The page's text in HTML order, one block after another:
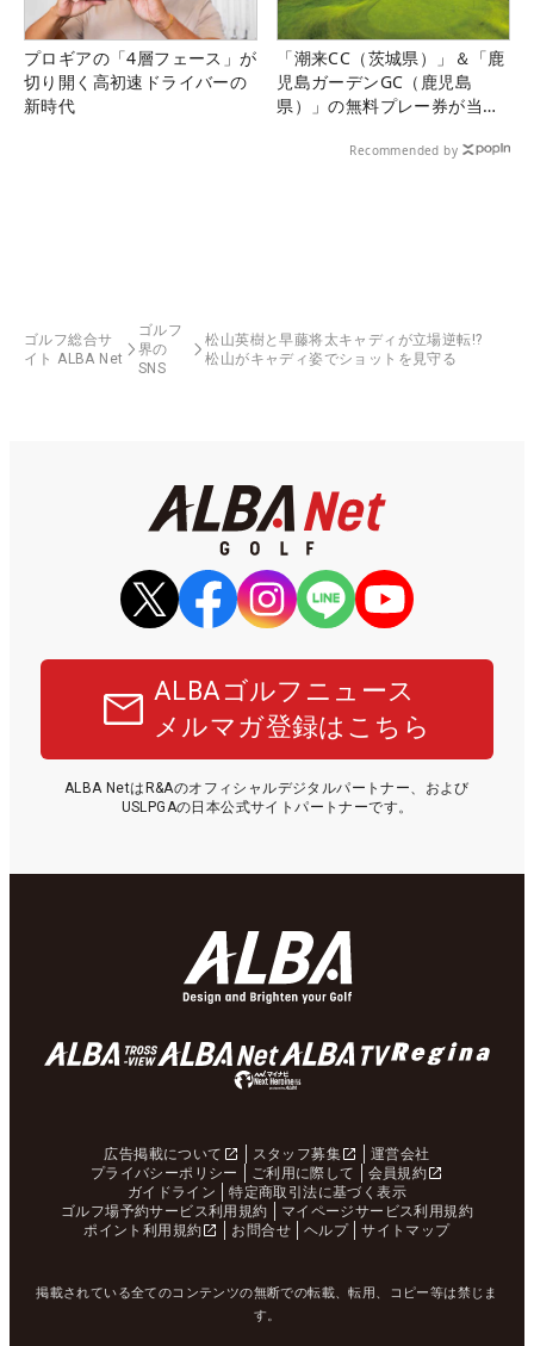
プロギアの「4層フェース」が
切り開く高初速ドライバーの
新時代
「潮来CC（茨城県）」＆「鹿
児島ガーデンGC（鹿児島
県）」の無料プレー券が当た
Recommended by
ゴルフ総合サ
イト ALBA Net
ゴルフ
界の
SNS
松山英樹と早藤将太キャディが立場逆転!?
松山がキャディ姿でショットを見守る
ALBAゴルフニュース
メルマガ登録はこちら
ALBA NetはR&Aのオフィシャルデジタルパートナー、および
USLPGAの日本公式サイトパートナーです。
広告掲載について スタッフ募集
運営会社
プライバシーポリシー
ご利用に際して
会員規約
ガイドライン
特定商取引法に基づく表示
ゴルフ場予約サービス利用規約
マイページサービス利用規約
ポイント利用規約
お問合せ ヘルプ サイトマップ
掲載されている全てのコンテンツの無断での転載、転用、コピー等は禁じま
す。